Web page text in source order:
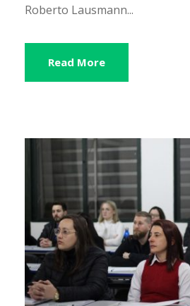
Roberto Lausmann...
Read More